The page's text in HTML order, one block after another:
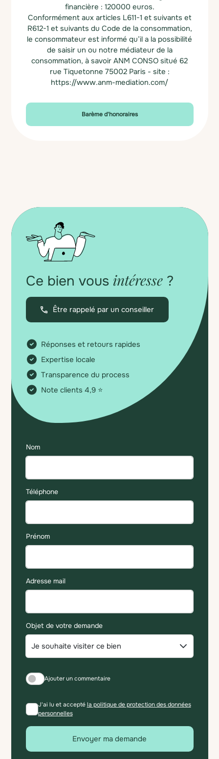
financière : 120000 euros.
Conformément aux articles L611-1 et suivants et
R612-1 et suivants du Code de la consommation,
le consommateur est informé qu’il a la possibilité
de saisir un ou notre médiateur de la
consommation, à savoir ANM CONSO situé 62
rue Tiquetonne 75002 Paris - site :
https://www.anm-mediation.com/
Barème d'honoraires
Ce bien vous intéresse?
Être rappelé par un conseiller
Réponses et retours rapides
Expertise locale
Transparence du process
Note clients 4,9 ⭐
Nom
Téléphone
Prénom
Adresse mail
Objet de votre demande
Ajouter un commentaire
J'ai lu et acceptéla politique de protection des données
personnelles
Envoyer ma demande